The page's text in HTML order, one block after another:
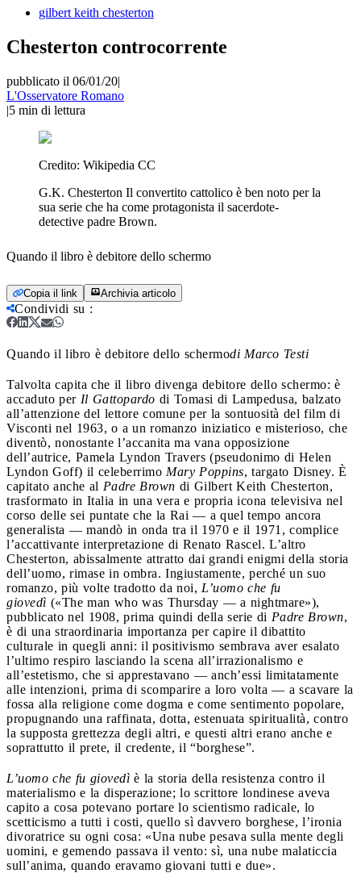
gilbert keith chesterton
Chesterton controcorrente
pubblicato il 06/01/20|
L'Osservatore Romano
|5 min di lettura
Credito: Wikipedia CC
G.K. Chesterton Il convertito cattolico è ben noto per la
sua serie che ha come protagonista il sacerdote-
detective padre Brown.
Quando il libro è debitore dello schermo
Copia il link Archivia articolo
Condividi su :
Quando il libro è debitore dello schermodi Marco Testi
Talvolta capita che il libro divenga debitore dello schermo: è
accaduto per Il Gattopardo di Tomasi di Lampedusa, balzato
all’attenzione del lettore comune per la sontuosità del film di
Visconti nel 1963, o a un romanzo iniziatico e misterioso, che
diventò, nonostante l’accanita ma vana opposizione
dell’autrice, Pamela Lyndon Travers (pseudonimo di Helen
Lyndon Goff) il celeberrimo Mary Poppins, targato Disney. È
capitato anche al Padre Brown di Gilbert Keith Chesterton,
trasformato in Italia in una vera e propria icona televisiva nel
corso delle sei puntate che la Rai — a quel tempo ancora
generalista — mandò in onda tra il 1970 e il 1971, complice
l’accattivante interpretazione di Renato Rascel. L’altro
Chesterton, abissalmente attratto dai grandi enigmi della storia
dell’uomo, rimase in ombra. Ingiustamente, perché un suo
romanzo, più volte tradotto da noi, L’uomo che fu
giovedì («The man who was Thursday — a nightmare»),
pubblicato nel 1908, prima quindi della serie di Padre Brown,
è di una straordinaria importanza per capire il dibattito
culturale in quegli anni: il positivismo sembrava aver esalato
l’ultimo respiro lasciando la scena all’irrazionalismo e
all’estetismo, che si apprestavano — anch’essi limitatamente
alle intenzioni, prima di scomparire a loro volta — a scavare la
fossa alla religione come dogma e come sentimento popolare,
propugnando una raffinata, dotta, estenuata spiritualità, contro
la supposta grettezza degli altri, e questi altri erano anche e
soprattutto il prete, il credente, il “borghese”.
L’uomo che fu giovedì è la storia della resistenza contro il
materialismo e la disperazione; lo scrittore londinese aveva
capito a cosa potevano portare lo scientismo radicale, lo
scetticismo a tutti i costi, quello sì davvero borghese, l’ironia
divoratrice su ogni cosa: «Una nube pesava sulla mente degli
uomini, e gemendo passava il vento: sì, una nube malaticcia
sull’anima, quando eravamo giovani tutti e due».